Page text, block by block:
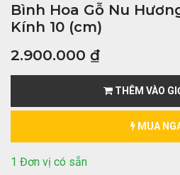
Bình Hoa Gỗ Nu
Kính 10 (cm)
2.900.000 ₫
THÊM VÀO
MUA
1 Đơn vị có sẵn